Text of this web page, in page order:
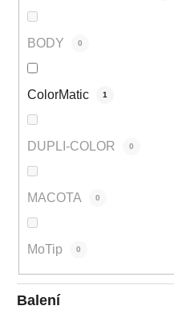
BODY 0
ColorMatic 1
DUPLI-COLOR 0
MACOTA 0
MoTip 0
Balení